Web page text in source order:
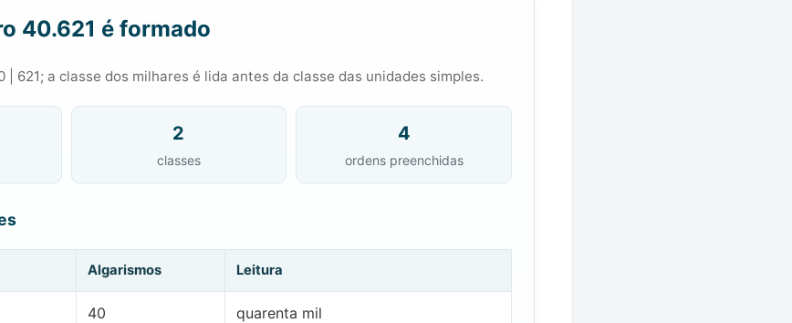
40.621 é formado
| 621; a classe dos milhares é lida antes da classe das unidades simples.
2
classes
4
ordens preenchidas
Algarismos Leitura
40 quarenta mil